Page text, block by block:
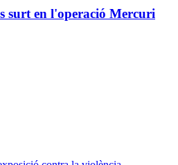
surt en l'operació Mercuri